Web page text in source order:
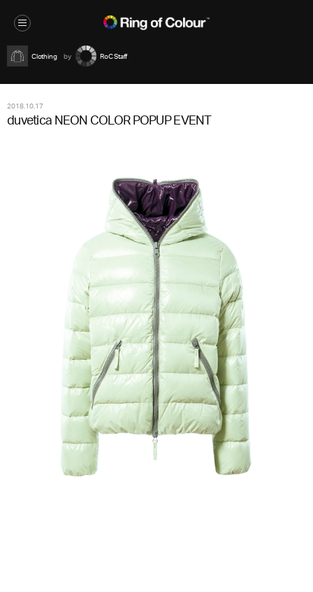
Clothing RoC Staff
2018.10.17
duvetica NEON COLOR POPUP EVENT